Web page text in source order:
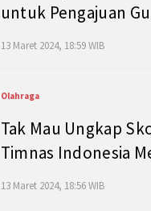
untuk Pengajuan
13 Maret 2024, 18:59 WIB
Olahraga
Tak Mau Ungkap
Timnas Indonesia
13 Maret 2024, 18:56 WIB